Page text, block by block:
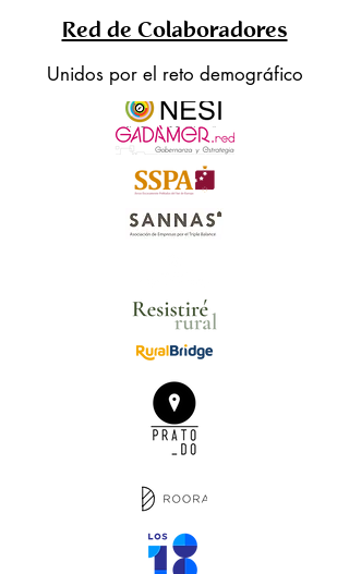
Red de Colaboradores
Unidos por el reto demográfico